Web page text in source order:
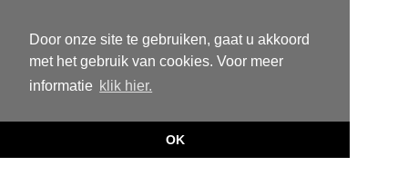
Door onze site te gebruiken, gaat u akkoord
met het gebruik van cookies. Voor meer
informatie klik hier.
OK